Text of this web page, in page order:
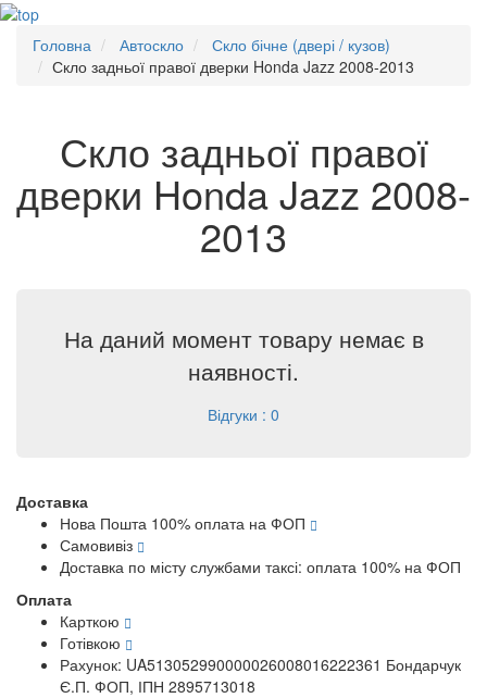
Головна Автоскло
Скло бічне (двері / кузов)
Скло задньої правої дверки Honda Jazz 2008-2013
Скло задньої правої
дверки Honda Jazz 2008-
2013
На даний момент товару немає в
наявності.
Відгуки : 0
Доставка
Нова Пошта 100% оплата на ФОП
Самовивіз
Доставка по місту службами таксі: оплата 100% на ФОП
Оплата
Карткою
Готівкою
Рахунок: UA513052990000026008016222361 Бондарчук
Є.П. ФОП, ІПН 2895713018